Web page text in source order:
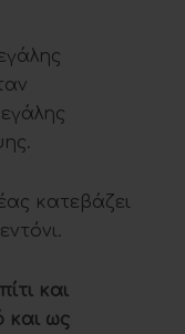
κατεβάζει
και
και ως